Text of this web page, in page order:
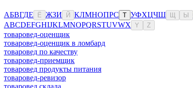
АБВГДЕ Ё ЖЗИ Й КЛМНОПРС Т УФХЦЧШ Ы
ABCDEFGHIJKLMNOPQRSTUVWX Y Z
товаровед-оценщик
товаровед-оценщик в ломбард
товаровед по качеству
товаровед-приемщик
товаровед продукты питания
товаровед-ревизор
товаровед склада